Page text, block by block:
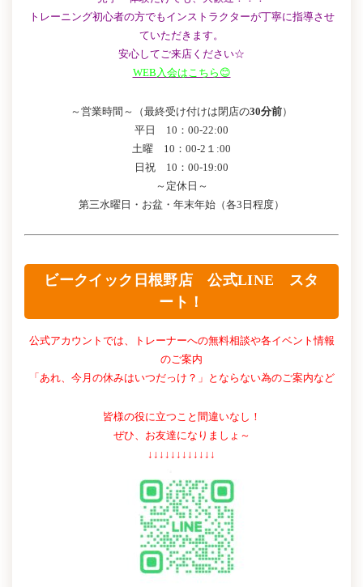
トレーニング初心者の方でもインストラクターが丁寧に指導させ
ていただきます。
安心してご来店ください☆
WEB入会はこちら😊
～営業時間～（最終受け付けは閉店の30分前）
平日 10：00-22:00
土曜 10：00-2１:00
日祝 10：00-19:00
～定休日～
第三水曜日・お盆・年末年始（各3日程度）
ビークイック日根野店 公式LINE スタ
ート！
公式アカウントでは、トレーナーへの無料相談や各イベント情報
のご案内
「あれ、今月の休みはいつだっけ？」とならない為のご案内など
皆様の役に立つこと間違いなし！
ぜひ、お友達になりましょ～
↓↓↓↓↓↓↓↓↓↓↓↓